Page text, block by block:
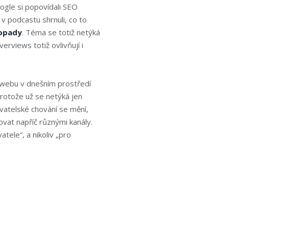
si popovídali SEO
podcastu shrnuli, co to
. Téma se totiž netýká
totiž ovlivňují i
v dnešním prostředí
už se netýká jen
chování se mění,
napříč různými kanály.
a nikoliv „pro